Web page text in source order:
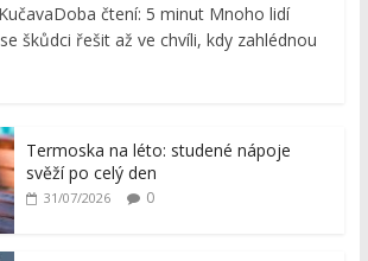
čtení: 5 minut Mnoho lidí
škůdci řešit až ve chvíli, kdy zahlédnou
Termoska na léto: studené nápoje
svěží po celý den
31/07/2026 0